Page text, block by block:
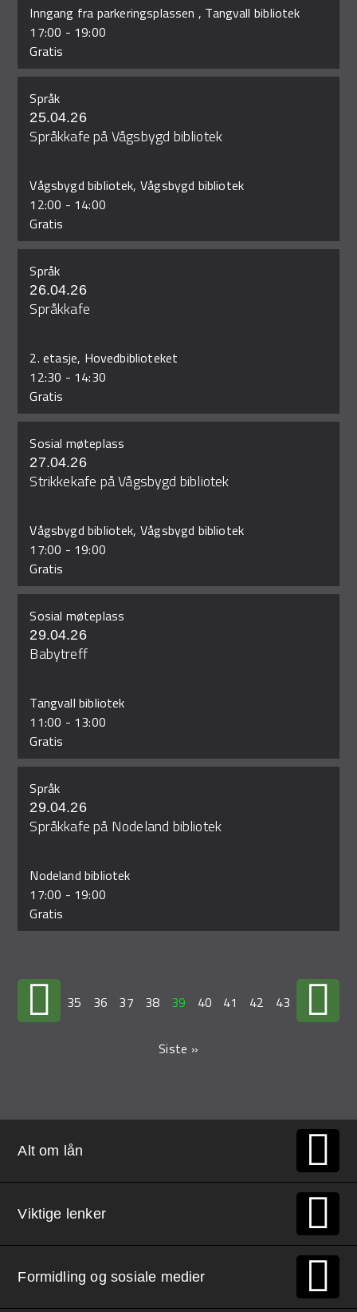
Inngang fra parkeringsplassen , Tangvall bibliotek
17:00 - 19:00
Gratis
Språk
25.04.26
Språkkafe på Vågsbygd bibliotek
Vågsbygd bibliotek, Vågsbygd bibliotek
12:00 - 14:00
Gratis
Språk
26.04.26
Språkkafe
2. etasje, Hovedbiblioteket
12:30 - 14:30
Gratis
Sosial møteplass
27.04.26
Strikkekafe på Vågsbygd bibliotek
Vågsbygd bibliotek, Vågsbygd bibliotek
17:00 - 19:00
Gratis
Sosial møteplass
29.04.26
Babytreff
Tangvall bibliotek
11:00 - 13:00
Gratis
Språk
29.04.26
Språkkafe på Nodeland bibliotek
Nodeland bibliotek
17:00 - 19:00
Gratis
35 36 37 38 39 40 41 42 43
Siste »
Alt om lån
Viktige lenker
Formidling og sosiale medier